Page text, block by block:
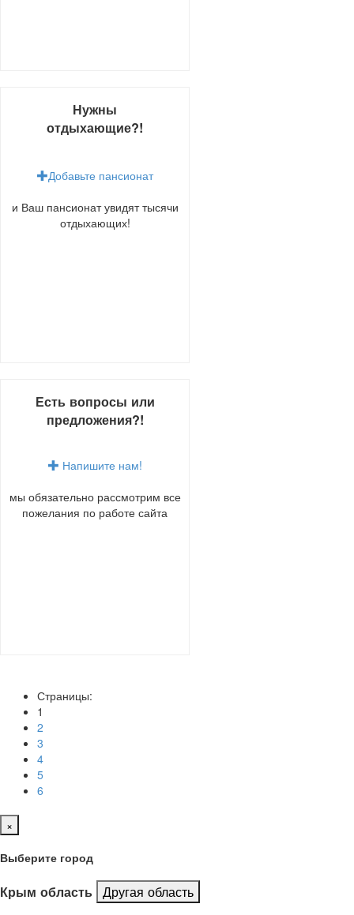
Нужны
отдыхающие?!
Добавьте пансионат
и Ваш пансионат увидят тысячи
отдыхающих!
Есть вопросы или
предложения?!
Напишите нам!
мы обязательно рассмотрим все
пожелания по работе сайта
Страницы:
1
2
3
4
5
6
×
Выберите город
Крым область Другая область